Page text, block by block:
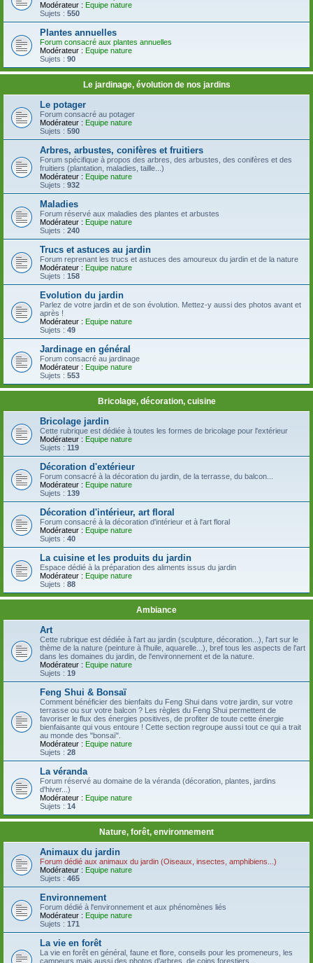
Modérateur : Equipe nature
Sujets : 550
Plantes annuelles
Forum consacré aux plantes annuelles
Modérateur : Equipe nature
Sujets : 90
Le jardinage, évolution de nos jardins
Le potager
Forum consacré au potager
Modérateur : Equipe nature
Sujets : 590
Arbres, arbustes, conifères et fruitiers
Forum spécifique à propos des arbres, des arbustes, des conifères et des
fruitiers (plantation, maladies, taille...)
Modérateur : Equipe nature
Sujets : 932
Maladies
Forum réservé aux maladies des plantes et arbustes
Modérateur : Equipe nature
Sujets : 240
Trucs et astuces au jardin
Forum reprenant les trucs et astuces des amoureux du jardin et de la nature
Modérateur : Equipe nature
Sujets : 158
Evolution du jardin
Parlez de votre jardin et de son évolution. Mettez-y aussi des photos avant et
après !
Modérateur : Equipe nature
Sujets : 49
Jardinage en général
Forum consacré au jardinage
Modérateur : Equipe nature
Sujets : 553
Bricolage, décoration, cuisine
Bricolage jardin
Cette rubrique est dédiée à toutes les formes de bricolage pour l'extérieur
Modérateur : Equipe nature
Sujets : 119
Décoration d'extérieur
Forum consacré à la décoration du jardin, de la terrasse, du balcon...
Modérateur : Equipe nature
Sujets : 139
Décoration d'intérieur, art floral
Forum consacré à la décoration d'intérieur et à l'art floral
Modérateur : Equipe nature
Sujets : 40
La cuisine et les produits du jardin
Espace dédié à la préparation des aliments issus du jardin
Modérateur : Equipe nature
Sujets : 88
Ambiance
Art
Cette rubrique est dédiée à l'art au jardin (sculpture, décoration...), l'art sur le
thème de la nature (peinture à l'huile, aquarelle...), bref tous les aspects de l'art
dans les domaines du jardin, de l'environnement et de la nature.
Modérateur : Equipe nature
Sujets : 19
Feng Shui & Bonsaï
Comment bénéficier des bienfaits du Feng Shui dans votre jardin, sur votre
terrasse ou sur votre balcon ? Les règles du Feng Shui permettent de
favoriser le flux des énergies positives, de profiter de toute cette énergie
bienfaisante qui vous entoure ! Cette section regroupe aussi tout ce qui a trait
au monde des "bonsaï".
Modérateur : Equipe nature
Sujets : 28
La véranda
Forum réservé au domaine de la véranda (décoration, plantes, jardins
d'hiver...)
Modérateur : Equipe nature
Sujets : 14
Nature, forêt, environnement
Animaux du jardin
Forum dédié aux animaux du jardin (Oiseaux, insectes, amphibiens...)
Modérateur : Equipe nature
Sujets : 465
Environnement
Forum dédié à l'environnement et aux phénomènes liés
Modérateur : Equipe nature
Sujets : 171
La vie en forêt
La vie en forêt en général, faune et flore, conseils pour les promeneurs, les
campeurs mais aussi des photos d'arbres, de coins forestiers...